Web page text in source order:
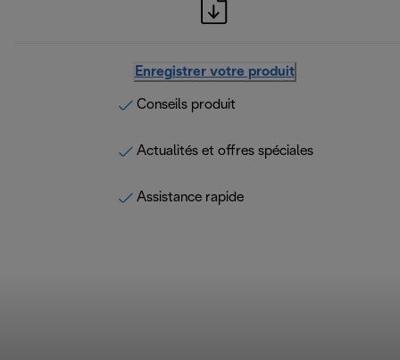
Enregistrer votre produit
Conseils produit
Actualités et offres spéciales
Assistance rapide